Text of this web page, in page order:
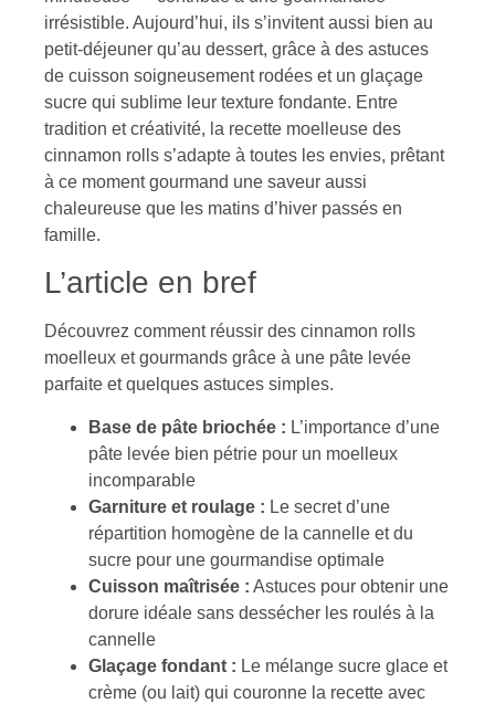
irrésistible. Aujourd’hui, ils s’invitent aussi bien au
petit-déjeuner qu’au dessert, grâce à des astuces
de cuisson soigneusement rodées et un glaçage
sucre qui sublime leur texture fondante. Entre
tradition et créativité, la recette moelleuse des
cinnamon rolls s’adapte à toutes les envies, prêtant
à ce moment gourmand une saveur aussi
chaleureuse que les matins d’hiver passés en
famille.
L’article en bref
Découvrez comment réussir des cinnamon rolls
moelleux et gourmands grâce à une pâte levée
parfaite et quelques astuces simples.
Base de pâte briochée : L’importance d’une
pâte levée bien pétrie pour un moelleux
incomparable
Garniture et roulage : Le secret d’une
répartition homogène de la cannelle et du
sucre pour une gourmandise optimale
Cuisson maîtrisée : Astuces pour obtenir une
dorure idéale sans dessécher les roulés à la
cannelle
Glaçage fondant : Le mélange sucre glace et
crème (ou lait) qui couronne la recette avec